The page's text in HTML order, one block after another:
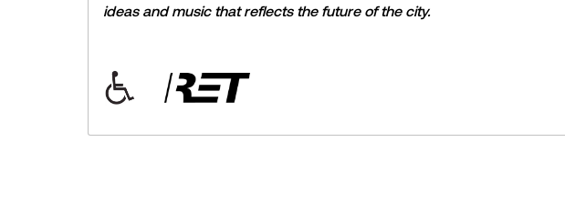
ideas and music that reflects the future of the city.